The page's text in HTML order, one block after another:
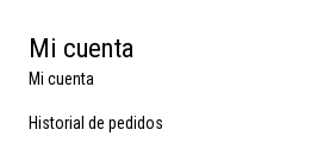
Mi cuenta
Mi cuenta
Historial de pedidos